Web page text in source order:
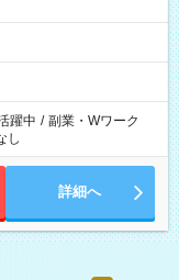
躍中 / 副業・Wワーク
し
詳細へ